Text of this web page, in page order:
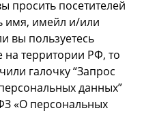
просить посетителей
имя, имейл и/или
вы пользуетесь
территории РФ, то
галочку “Запрос
данных”
«О персональных